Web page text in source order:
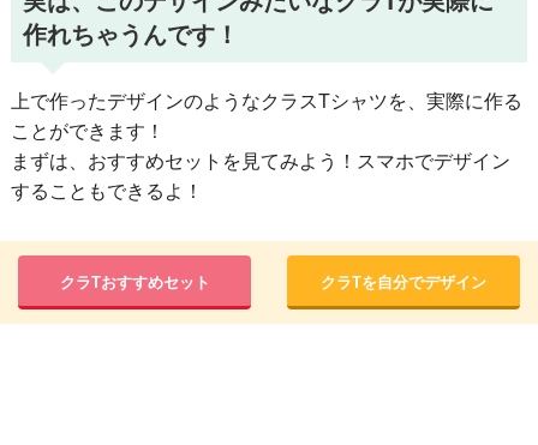
作れちゃうんです！
上で作ったデザインのようなクラスTシャツを、実際に作る
ことができます！
まずは、おすすめセットを見てみよう！スマホでデザイン
することもできるよ！
クラTおすすめセット クラTを自分でデザイン